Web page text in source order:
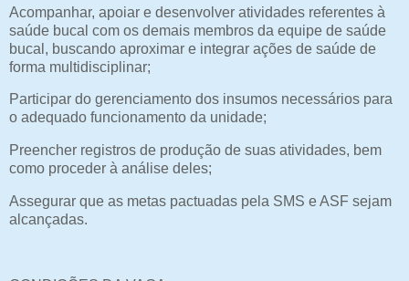
Acompanhar, apoiar e desenvolver atividades referentes à
saúde bucal com os demais membros da equipe de saúde
bucal, buscando aproximar e integrar ações de saúde de
forma multidisciplinar;
Participar do gerenciamento dos insumos necessários para
o adequado funcionamento da unidade;
Preencher registros de produção de suas atividades, bem
como proceder à análise deles;
Assegurar que as metas pactuadas pela SMS e ASF sejam
alcançadas.